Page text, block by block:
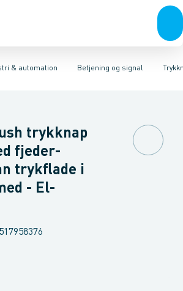
& automation
& lampeudtagForgreningsmateriel
Betjening og signal
Frekvensomformere og softstartere
element, optiskTilslutningsmodul
trykknap
fjeder-
trykflade i
- El-